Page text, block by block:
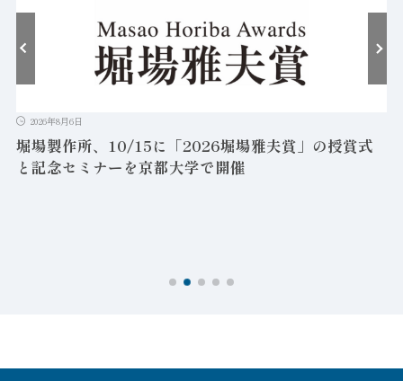
2026年8月6日
堀場製作所、10/15に「2026堀場雅夫賞」の授賞式
と記念セミナーを京都大学で開催